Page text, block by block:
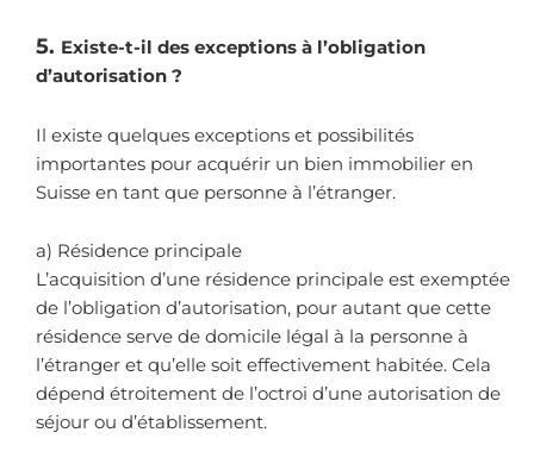
5. Existe-t-il des exceptions à l’obligation
d’autorisation ?
Il existe quelques exceptions et possibilités
importantes pour acquérir un bien immobilier en
Suisse en tant que personne à l’étranger.
a) Résidence principale
L’acquisition d’une résidence principale est exemptée
de l’obligation d’autorisation, pour autant que cette
résidence serve de domicile légal à la personne à
l’étranger et qu’elle soit effectivement habitée. Cela
dépend étroitement de l’octroi d’une autorisation de
séjour ou d’établissement.